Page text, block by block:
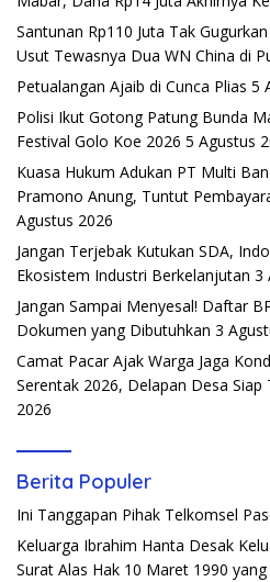
Santunan Rp110 Juta Tak
Usut Tewasnya Dua WN China di
Petualangan Ajaib di Cunca Plias 5
Polisi Ikut Gotong Patung Bunda
Festival Golo Koe 2026 5 Agustus
Kuasa Hukum Adukan PT Multi
Pramono Anung, Tuntut
Agustus 2026
Jangan Terjebak Kutukan SDA,
Ekosistem Industri Berkelanjutan 3
Jangan Sampai Menyesal! Daftar
Dokumen yang Dibutuhkan 3
Camat Pacar Ajak Warga Jaga
Serentak 2026, Delapan Desa Siap
2026
Berita Populer
Ini Tanggapan Pihak Telkomsel
Keluarga Ibrahim Hanta Desak
Surat Alas Hak 10 Maret 1990